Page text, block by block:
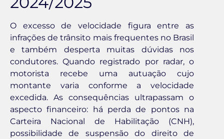
O excesso de velocidade figura entre as
infrações de trânsito mais frequentes no Brasil
e também desperta muitas dúvidas nos
condutores. Quando registrado por radar, o
motorista recebe uma autuação cujo
montante varia conforme a velocidade
excedida. As consequências ultrapassam o
aspecto financeiro: há perda de pontos na
Carteira Nacional de Habilitação (CNH),
possibilidade de suspensão do direito de